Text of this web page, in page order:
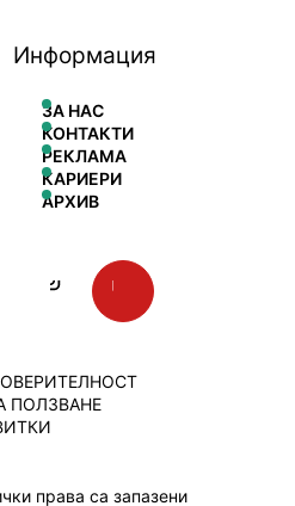
Информация
ЗА НАС
КОНТАКТИ
РЕКЛАМА
КАРИЕРИ
АРХИВ
права са запазени
ПОЛЗВАНЕ